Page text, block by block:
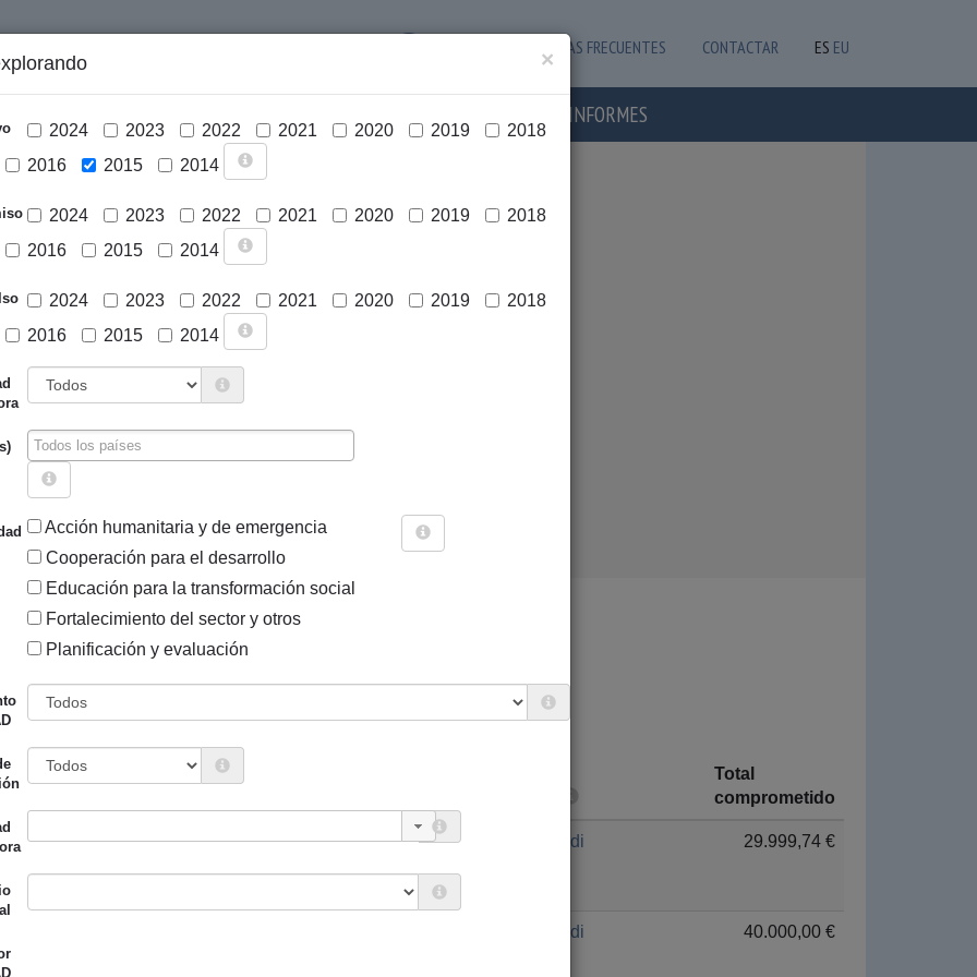
PREGUNTAS FRECUENTES CONTACTAR ES EU
NOTICIAS E INFORMES
Sigue explorando
×
2024 2023 2022 2021 2020 2019
2018
2016 2015 2014
2024 2023 2022 2021 2020 2019
2018
2016 2015 2014
2024 2023 2022 2021 2020 2019
2018
2016 2015 2014
Acción humanitaria y de emergencia
Cooperación para el desarrollo
Educación para la transformación social
Fortalecimiento del sector y otros
Planificación y evaluación
PROYECTOS VIGENTES EN 2015.
Total
comprometido
Vasco (Lehendakaritza -
y Euskadi Global))
Foro Rural Mundial 2015 Euskadi 29.999,74 €
Económico y
Euskadi 40.000,00 €